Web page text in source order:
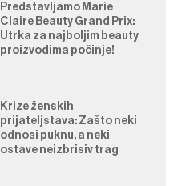
Predstavljamo Marie
Claire Beauty Grand Prix:
Utrka za najboljim beauty
proizvodima počinje!
Krize ženskih
prijateljstava: Zašto neki
odnosi puknu, a neki
ostave neizbrisiv trag